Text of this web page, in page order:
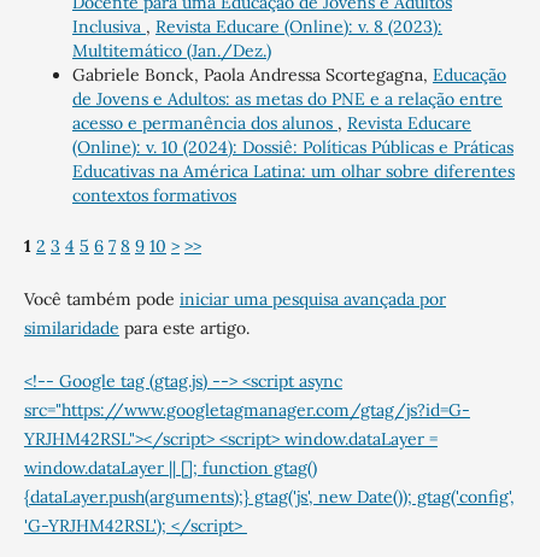
Inclusiva , Revista Educare (Online): v. 8 (2023):
Multitemático (Jan./Dez.)
Gabriele Bonck, Paola Andressa Scortegagna, Educação
de Jovens e Adultos: as metas do PNE e a relação entre
acesso e permanência dos alunos , Revista Educare
(Online): v. 10 (2024): Dossiê: Políticas Públicas e Práticas
Educativas na América Latina: um olhar sobre diferentes
contextos formativos
1 2 3 4 5 6 7 8 9 10 > >>
Você também pode iniciar uma pesquisa avançada por
similaridade para este artigo.
<!-- Google tag (gtag.js) --> <script async
src="https://www.googletagmanager.com/gtag/js?id=G-
YRJHM42RSL"></script> <script> window.dataLayer =
window.dataLayer || []; function gtag()
{dataLayer.push(arguments);} gtag('js', new Date()); gtag('config',
'G-YRJHM42RSL'); </script>